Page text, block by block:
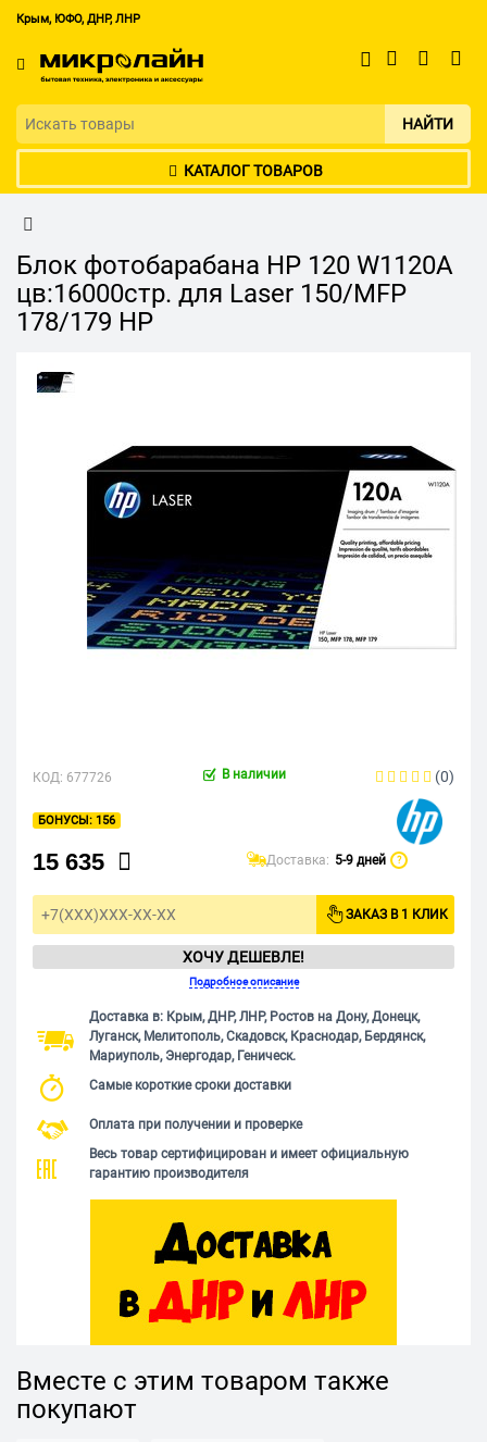
Крым, ЮФО, ДНР, ЛНР
НАЙТИ
КАТАЛОГ ТОВАРОВ
Блок фотобарабана HP 120 W1120A
цв:16000стр. для Laser 150/MFP
178/179 HP
КОД: 677726 В наличии (0)
156
15 635 Доставка: 5-9 дней ?
ЗАКАЗ В 1 КЛИК
ХОЧУ ДЕШЕВЛЕ!
Подробное описание
Доставка в: Крым, ДНР, ЛНР, Ростов на Дону, Донецк,
Луганск, Мелитополь, Скадовск, Краснодар, Бердянск,
Мариуполь, Энергодар, Геническ.
Самые короткие сроки доставки
Оплата при получении и проверке
Весь товар сертифицирован и имеет официальную
гарантию производителя
Вместе с этим товаром также
покупают